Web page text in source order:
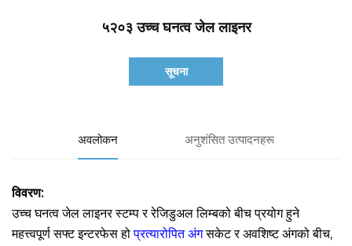
५२०३ उच्च घनत्व जेल लाइनर
सूचना
अवलोकन अनुशंसित उत्पादनहरू
विवरण:
उच्च घनत्व जेल लाइनर स्टम्प र रेजिडुअल लिम्बको बीच प्रयोग हुने
महत्त्वपूर्ण सफ्ट इन्टरफेस होप्रत्यारोपित अंगसकेट र अवशिष्ट अंगको बीच,